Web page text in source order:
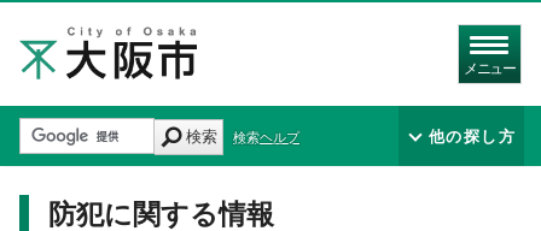
メニュー
検索 検索ヘルプ 他の探し方
防犯に関する情報